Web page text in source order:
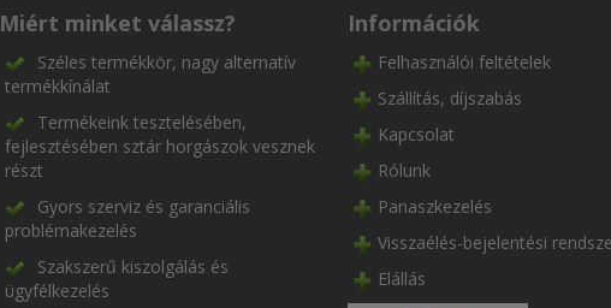
Miért minket válassz?
Széles termékkör, nagy alternatív
termékkínálat
Termékeink tesztelésében,
fejlesztésében sztár horgászok vesznek
részt
Gyors szerviz és garanciális
problémakezelés
Szakszerű kiszolgálás és
ügyfélkezelés
Információk
Felhasználói feltételek
Szállítás, díjszabás
Kapcsolat
Rólunk
Panaszkezelés
Visszaélés-bejelentési
Elállás